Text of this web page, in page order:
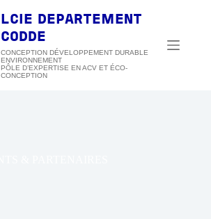
LCIE DEPARTEMENT
CODDE
CONCEPTION DÉVELOPPEMENT DURABLE
ENVIRONNEMENT